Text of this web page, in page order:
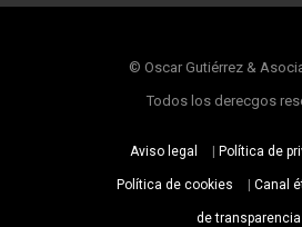
© Oscar Gutiérrez &
Todos los derecgos
Aviso legal Política de
Política de cookies Canal
de transparencia